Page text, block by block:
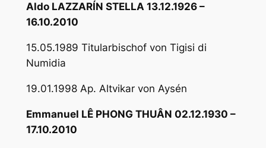
Aldo LAZZARÍN STELLA 13.12.1926 –
16.10.2010
15.05.1989 Titularbischof von Tigisi di
Numidia
19.01.1998 Ap. Altvikar von Aysén
Emmanuel LÊ PHONG THUÂN 02.12.1930 –
17.10.2010